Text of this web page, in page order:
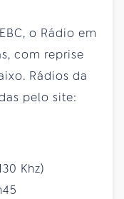
o Rádio em
com reprise
Rádios da
pelo site:
Khz)